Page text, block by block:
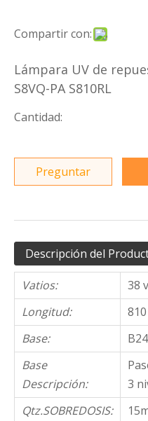
Compartir con:
Lámpara UV de
S8VQ-PA S810RL
Cantidad:
Preguntar
Descripción del
Vatios:
38
Longitud:
Base:
B24
Base
Descripción:
3
Qtz.SOBREDOSIS: